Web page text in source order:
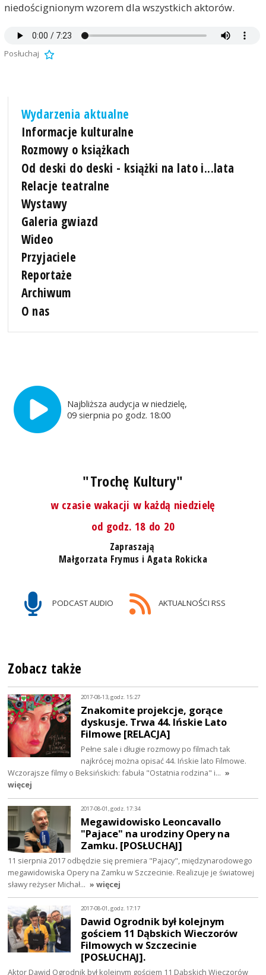
niedoścignionym wzorem dla wszystkich aktorów.
Posłuchaj
Wydarzenia aktualne
Informacje kulturalne
Rozmowy o książkach
Od deski do deski - książki na lato i...lata
Relacje teatralne
Wystawy
Galeria gwiazd
Wideo
Przyjaciele
Reportaże
Archiwum
O nas
Najbliższa audycja w niedzielę,
09 sierpnia po godz. 18:00
"Trochę Kultury"
w czasie wakacji w każdą niedzielę
od godz. 18 do 20
Zapraszają
Małgorzata Frymus i Agata Rokicka
PODCAST AUDIO AKTUALNOŚCI RSS
Zobacz także
2017-08-13, godz. 15:27
Znakomite projekcje, gorące
dyskusje. Trwa 44. Ińskie Lato
Filmowe [RELACJA]
Pełne sale i długie rozmowy po filmach tak
najkrócej można opisać 44. Ińskie lato Filmowe.
Wczorajsze filmy o Beksińskich: fabuła "Ostatnia rodzina" i… »
więcej
2017-08-01, godz. 17:34
Megawidowisko Leoncavallo
"Pajace" na urodziny Opery na
Zamku. [POSŁUCHAJ]
11 sierpnia 2017 odbędzie się premiera "Pajacy", międzynarodowego
megawidowiska Opery na Zamku w Szczecinie. Realizuje je światowej
sławy reżyser Michał… » więcej
2017-08-01, godz. 17:17
Dawid Ogrodnik był kolejnym
gościem 11 Dąbskich Wieczorów
Filmowych w Szczecinie
[POSŁUCHAJ].
Aktor Dawid Ogrodnik był kolejnym gościem 11 Dąbskich Wieczorów